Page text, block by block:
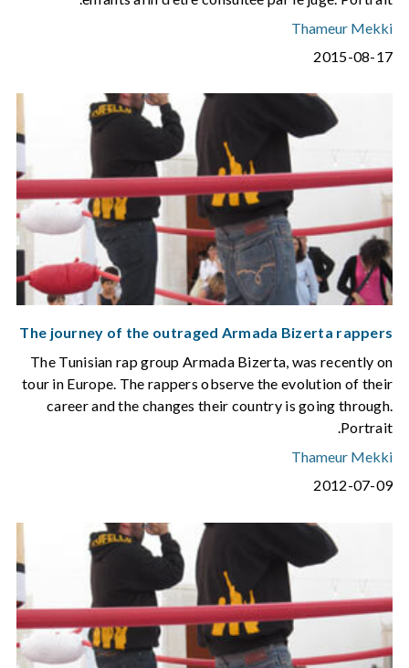
Thameur Mekki
2015-08-17
The journey of the outraged Armada Bizerta rappers
The Tunisian rap group Armada Bizerta, was recently on
tour in Europe. The rappers observe the evolution of their
career and the changes their country is going through.
Portrait.
Thameur Mekki
2012-07-09